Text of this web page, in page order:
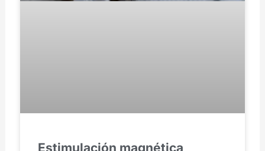
Estimulación magnética